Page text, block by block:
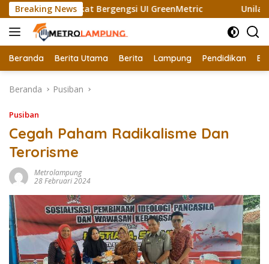
Langsung
ke
konten
Breaking News
Raih Sertifikat Bergengsi UI GreenMetric Unila
Beranda Berita Utama Berita Lampung Pendidikan
Beranda Pusiban
Pusiban
Cegah Paham Radikalisme Dan
Terorisme
Metrolampung
28 Februari 2024